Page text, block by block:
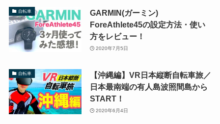
自転車
GARMIN(ガーミン)
ForeAthlete45の設定方法・使い
方をレビュー！
2020年7月5日
自転車
【沖縄編】VR日本縦断自転車旅／
日本最南端の有人島波照間島から
START！
2020年6月4日